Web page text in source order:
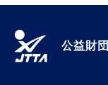
公益財